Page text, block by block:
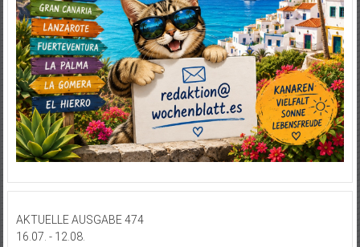
AKTUELLE AUSGABE 474
16.07. - 12.08.